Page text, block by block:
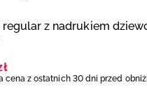
z nadrukiem
cena z ostatnich 30 dni przed